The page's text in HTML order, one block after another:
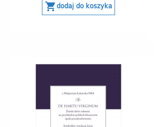
shopping_cartdodaj do koszyka